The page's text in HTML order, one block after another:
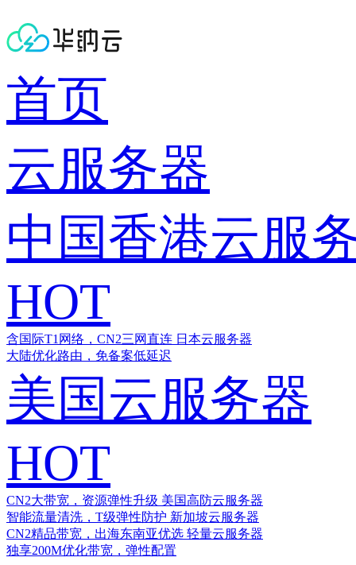
首页
云服务器
中国香港云服
HOT
含国际T1网络，CN2三网直连 日本云服务器
大陆优化路由，免备案低延迟
美国云服务器
HOT
CN2大带宽，资源弹性升级 美国高防云服务器
智能流量清洗，T级弹性防护 新加坡云服务器
CN2精品带宽，出海东南亚优选 轻量云服务器
独享200M优化带宽，弹性配置